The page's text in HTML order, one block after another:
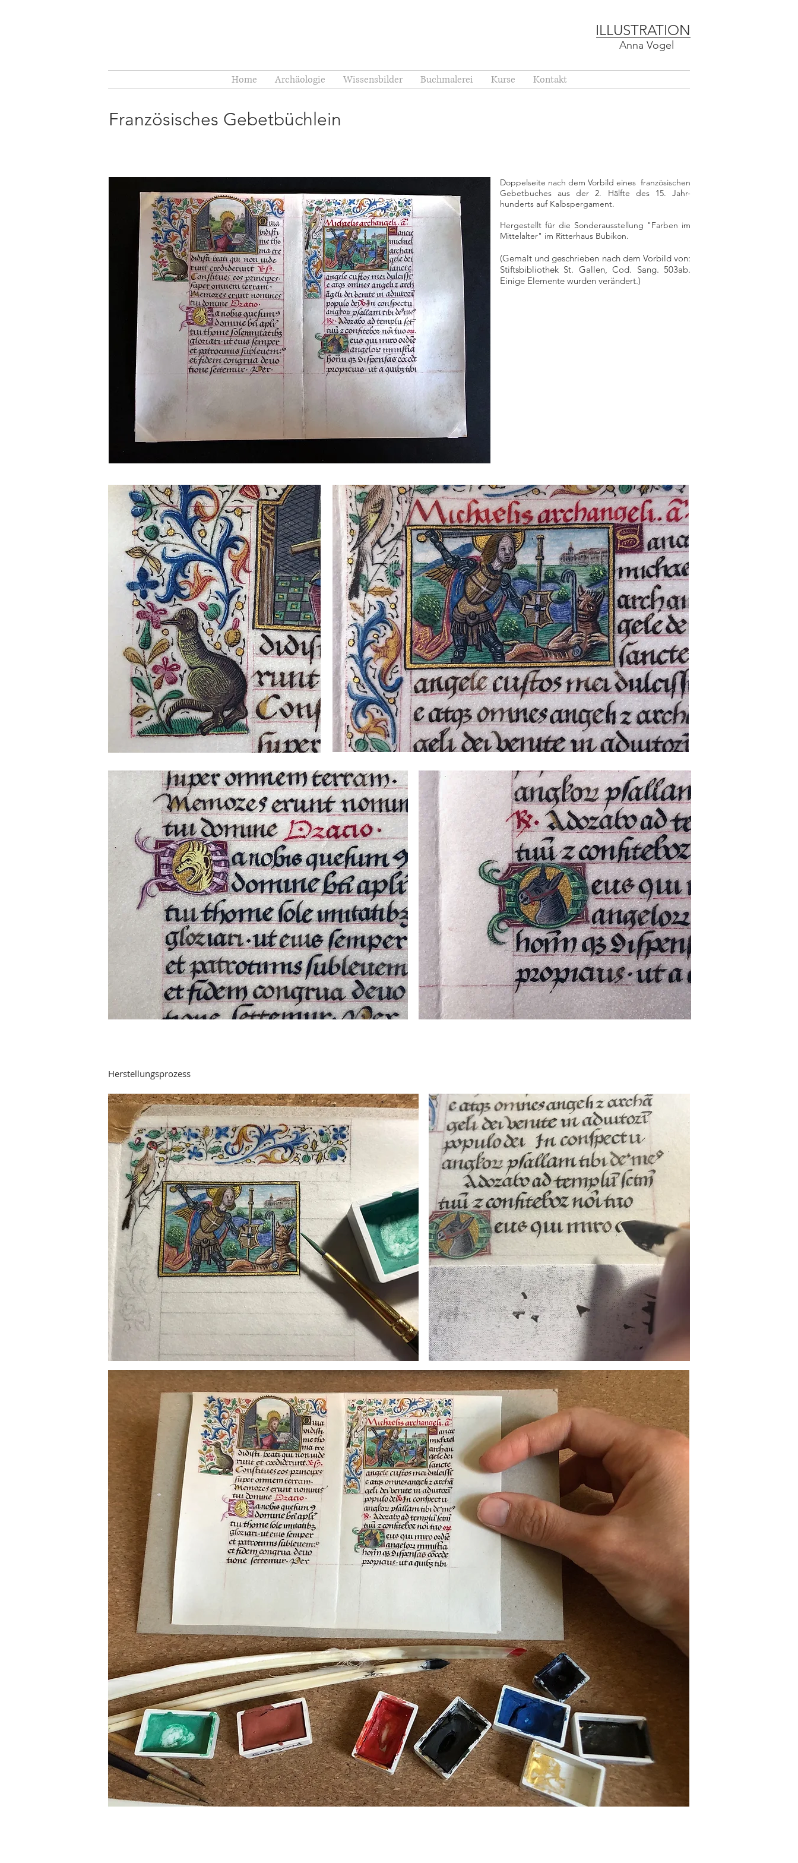
ILLUSTRATION
Anna Vogel
Home Archäologie Wissensbilder Buchmalerei Kurse Kontakt
Französisches Gebetbüchlein
Doppelseite nach dem Vorbild eines französischen
Gebetbuches aus der 2. Hälfte des 15. Jahr-
hunderts auf Kalbspergament.
Hergestellt für die Sonderausstellung "Farben im
Mittelalter" im Ritterhaus Bubikon.
(Gemalt und geschrieben nach dem Vorbild von:
Stiftsbibliothek St. Gallen,Cod. Sang. 503ab.
Einige Elemente wurden verändert.)
Herstellungsprozess